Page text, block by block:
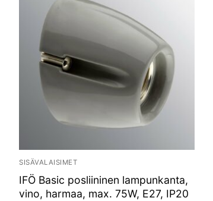
SISÄVALAISIMET
IFÖ Basic posliininen lampunkanta,
vino, harmaa, max. 75W, E27, IP20